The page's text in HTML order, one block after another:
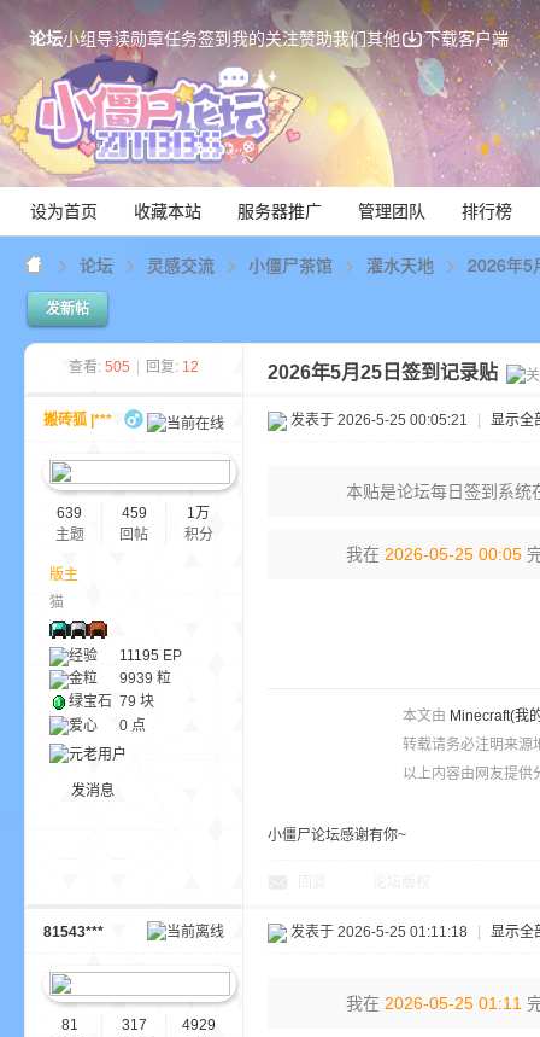
论坛小组导读勋章任务签到我的关注赞助我们其他 下载客户端
设为首页 收藏本站 服务器推广 管理团队 排行榜
论坛 灵感交流 小僵尸茶馆 灌水天地 2026年5
发新帖
查看: 505 回复: 12 2026年5月25日签到记录贴
搬砖狐 |***
639
主题
459
回帖
1万
积分
版主
猫
经验 11195 EP
金粒
9939 粒
绿宝石 79 块
爱心
0 点
发消息
发表于 2026-5-25 00:05:21 显示全
本贴是论坛每日签到系统
我在 2026-05-25 00:05
本文由 Minecraft(我
转载请务必注明来源
以上内容由网友提供
小僵尸论坛感谢有你~
81543***
81
317
4929
发表于 2026-5-25 01:11:18 显示全
我在 2026-05-25 01:11